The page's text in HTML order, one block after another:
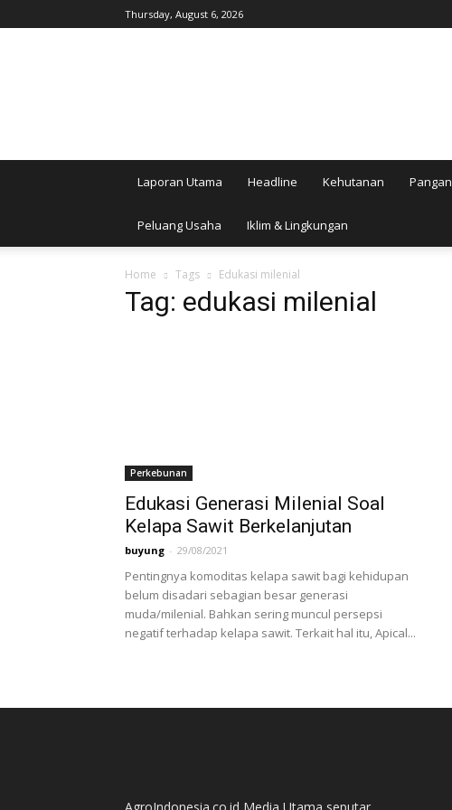
Thursday, August 6, 2026
Laporan Utama Headline Kehutanan Pangan
Peluang Usaha Iklim & Lingkungan
Home Tags Edukasi milenial
Tag: edukasi milenial
Perkebunan
Edukasi Generasi Milenial Soal
Kelapa Sawit Berkelanjutan
buyung - 29/08/2021
Pentingnya komoditas kelapa sawit bagi kehidupan
belum disadari sebagian besar generasi
muda/milenial. Bahkan sering muncul persepsi
negatif terhadap kelapa sawit. Terkait hal itu, Apical...